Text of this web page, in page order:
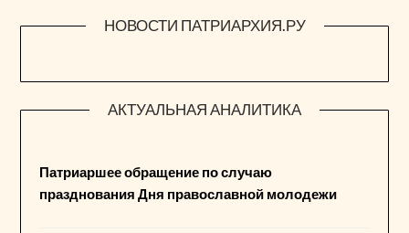
НОВОСТИ ПАТРИАРХИЯ.РУ
АКТУАЛЬНАЯ АНАЛИТИКА
Патриаршее обращение по случаю
празднования Дня православной молодежи